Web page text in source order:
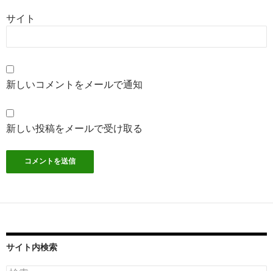
サイト
新しいコメントをメールで通知
新しい投稿をメールで受け取る
サイト内検索